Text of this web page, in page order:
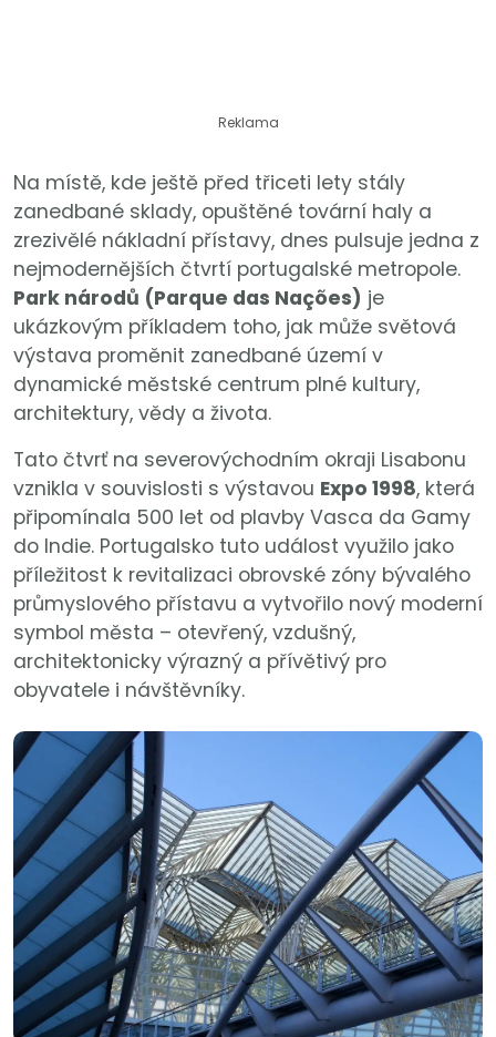
Reklama
Na místě, kde ještě před třiceti lety stály
zanedbané sklady, opuštěné tovární haly a
zrezivělé nákladní přístavy, dnes pulsuje jedna z
nejmodernějších čtvrtí portugalské metropole.
Park národů (Parque das Nações) je
ukázkovým příkladem toho, jak může světová
výstava proměnit zanedbané území v
dynamické městské centrum plné kultury,
architektury, vědy a života.
Tato čtvrť na severovýchodním okraji Lisabonu
vznikla v souvislosti s výstavou Expo 1998, která
připomínala 500 let od plavby Vasca da Gamy
do Indie. Portugalsko tuto událost využilo jako
příležitost k revitalizaci obrovské zóny bývalého
průmyslového přístavu a vytvořilo nový moderní
symbol města – otevřený, vzdušný,
architektonicky výrazný a přívětivý pro
obyvatele i návštěvníky.